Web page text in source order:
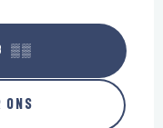
▒▒
ONS